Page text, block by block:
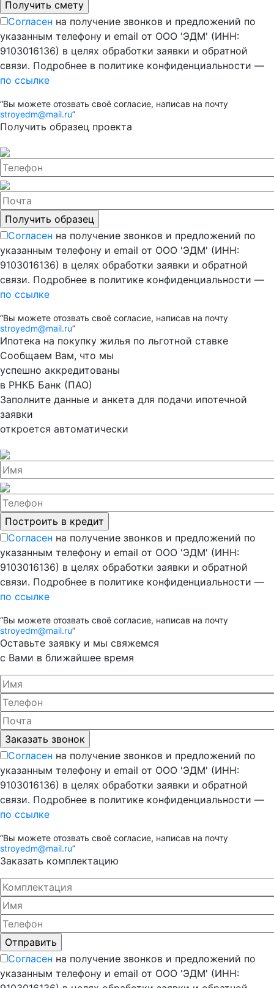
Согласен на получение звонков и предложений по
указанным телефону и email от ООО 'ЭДМ' (ИНН:
9103016136) в целях обработки заявки и обратной
связи. Подробнее в политике конфиденциальности —
по ссылке
“Вы можете отозвать своё согласие, написав на почту
stroyedm@mail.ru”
Получить образец проекта
Согласен на получение звонков и предложений по
указанным телефону и email от ООО 'ЭДМ' (ИНН:
9103016136) в целях обработки заявки и обратной
связи. Подробнее в политике конфиденциальности —
по ссылке
“Вы можете отозвать своё согласие, написав на почту
stroyedm@mail.ru”
Ипотека на покупку жилья по льготной ставке
Сообщаем Вам, что мы
успешно аккредитованы
в РНКБ Банк (ПАО)
Заполните данные и анкета для подачи ипотечной
заявки
откроется автоматически
Согласен на получение звонков и предложений по
указанным телефону и email от ООО 'ЭДМ' (ИНН:
9103016136) в целях обработки заявки и обратной
связи. Подробнее в политике конфиденциальности —
по ссылке
“Вы можете отозвать своё согласие, написав на почту
stroyedm@mail.ru”
Оставьте заявку и мы свяжемся
с Вами в ближайшее время
Согласен на получение звонков и предложений по
указанным телефону и email от ООО 'ЭДМ' (ИНН:
9103016136) в целях обработки заявки и обратной
связи. Подробнее в политике конфиденциальности —
по ссылке
“Вы можете отозвать своё согласие, написав на почту
stroyedm@mail.ru”
Заказать комплектацию
Согласен на получение звонков и предложений по
указанным телефону и email от ООО 'ЭДМ' (ИНН: